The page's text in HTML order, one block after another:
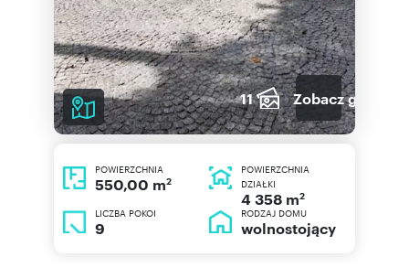
11 Zobacz galerię
POWIERZCHNIA
550,00 m2
POWIERZCHNIA
DZIAŁKI
4 358 m2
LICZBA POKOI
9
RODZAJ DOMU
wolnostojący